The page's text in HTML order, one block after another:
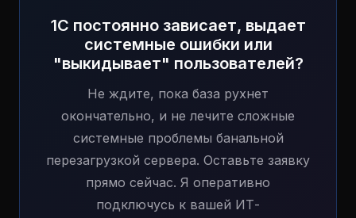
1С постоянно зависает, выдает
системные ошибки или
"выкидывает" пользователей?
Не ждите, пока база рухнет
окончательно, и не лечите сложные
системные проблемы банальной
перезагрузкой сервера. Оставьте заявку
прямо сейчас. Я оперативно
подключусь к вашей ИТ-